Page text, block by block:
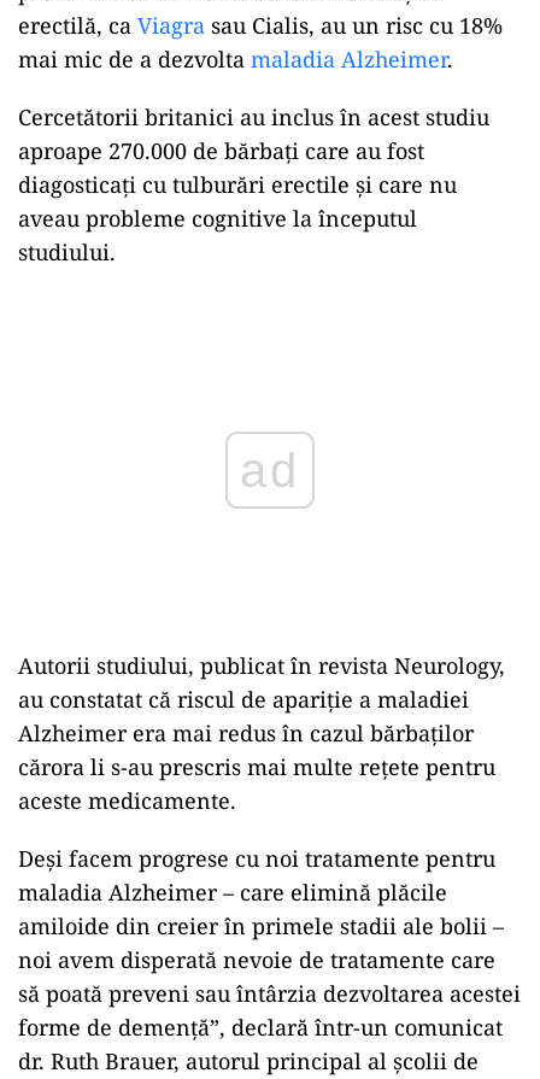
erectilă, ca Viagra sau Cialis, au un risc cu 18%
mai mic de a dezvolta maladia Alzheimer.
Cercetătorii britanici au inclus în acest studiu
aproape 270.000 de bărbați care au fost
diagosticați cu tulburări erectile și care nu
aveau probleme cognitive la începutul
studiului.
ad
Autorii studiului, publicat în revista Neurology,
au constatat că riscul de apariție a maladiei
Alzheimer era mai redus în cazul bărbaților
cărora li s-au prescris mai multe rețete pentru
aceste medicamente.
Deși facem progrese cu noi tratamente pentru
maladia Alzheimer – care elimină plăcile
amiloide din creier în primele stadii ale bolii –
noi avem disperată nevoie de tratamente care
să poată preveni sau întârzia dezvoltarea acestei
forme de demență”, declară într-un comunicat
dr. Ruth Brauer, autorul principal al școlii de